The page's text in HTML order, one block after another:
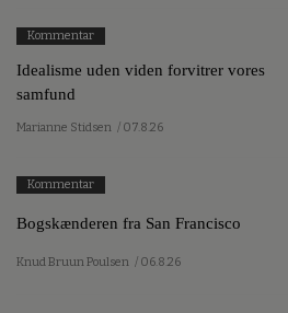
Kommentar
Idealisme uden viden forvitrer vores
samfund
Marianne Stidsen / 07.8.26
Kommentar
Bogskænderen fra San Francisco
Knud Bruun Poulsen / 06.8.26